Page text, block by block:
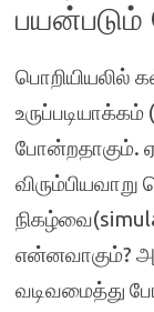
பயன்படும்
பொறியியலில்
போன்றதாகும்.
என்னவாகும்?
வடிவமைத்து